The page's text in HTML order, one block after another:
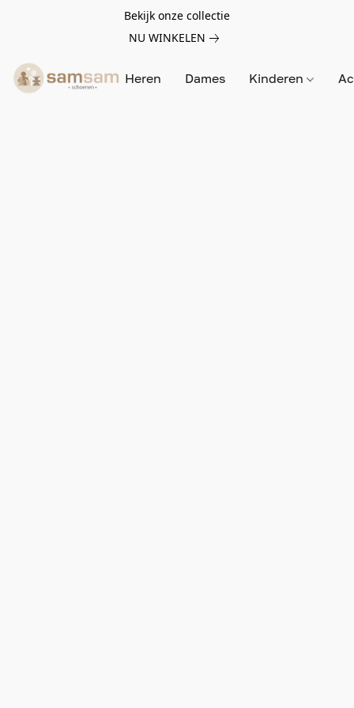
Bekijk onze collectie
NU WINKELEN
Heren Dames Kinderen